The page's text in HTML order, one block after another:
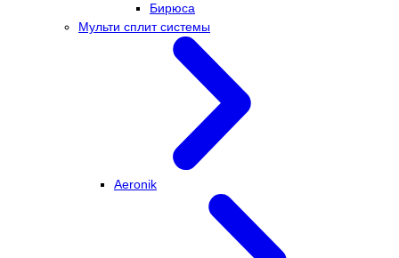
Бирюса
Мульти сплит системы
Aeronik